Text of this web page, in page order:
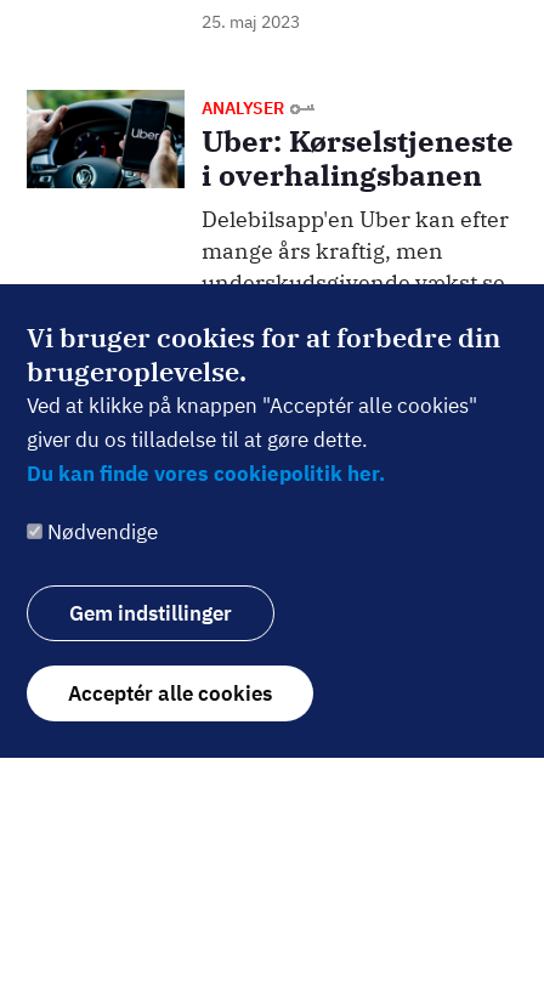
Vi bruger cookies for at forbedre din
brugeroplevelse.
Ved at klikke på knappen "Acceptér alle cookies"
giver du os tilladelse til at gøre dette.
Du kan finde vores cookiepolitik her.
Nødvendige
Gem indstillinger
Acceptér alle cookies
25. maj 2023
Billede ANALYSER
Uber: Kørselstjeneste
i overhalingsbanen
Delebilsapp'en Uber kan efter
mange års kraftig, men
underskudsgivende vækst se
de kommende år. En
kapitaludvidelse kan muligvis
give et bump på vejen.
20. april 2023
Billede
arbejdskraft driver
automatisering
28. februar 2023
Billede